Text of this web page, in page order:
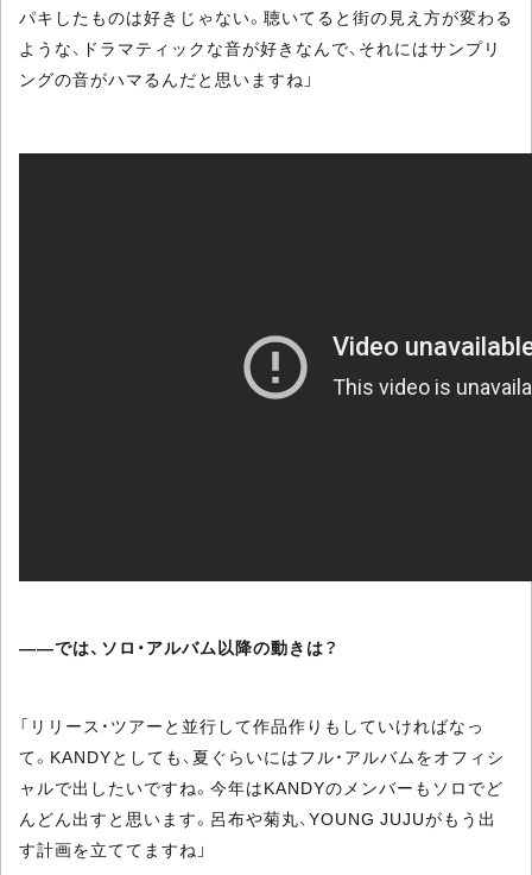
パキしたものは好きじゃない。聴いてると街の見え方が変わる
ような、ドラマティックな音が好きなんで、それにはサンプリ
ングの音がハマるんだと思いますね」
――では、ソロ・アルバム以降の動きは？
「リリース・ツアーと並行して作品作りもしていければなっ
て。KANDYとしても、夏ぐらいにはフル・アルバムをオフィシ
ャルで出したいですね。今年はKANDYのメンバーもソロでど
んどん出すと思います。呂布や菊丸、YOUNG JUJUがもう出
す計画を立ててますね」